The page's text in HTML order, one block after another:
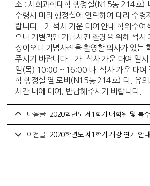
소 : 사회과학대학 행정실(N15동 214호)
수령시 미리 행정실에 연락하여 대리 수령
랍니다. 2. 석사 가운 대여 안내 학위수여
으나 개별적인 기념사진 촬영을 위해 석사
정이오니 기념사진을 촬영할 의사가 있는
주시기 바랍니다. 가. 석사 가운 대여 일
일(목) 10:00 ~ 16:00 나. 석사 가운 대여
학 행정실 옆 로비(N15동 214호) 다. 유의
시간 내에 대여, 반납해주시기 바랍니다.
다음글 : 2020학년도 제1학기 대학원 및 특수대학원 휴.
이전글 : 2020학년도 제1학기 개강 연기 안내